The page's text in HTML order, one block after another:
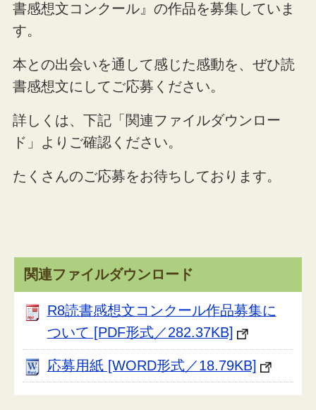
書感想文コンクール』の作品を募集していま
す。
本との出会いを通して感じた感動を、ぜひ読
書感想文にしてご応募ください。
詳しくは、下記「関連ファイルダウンロー
ド」よりご確認ください。
たくさんのご応募をお待ちしております。
関連ファイルダウンロード
R8読書感想文コンクール作品募集に
ついて [PDF形式／282.37KB]
応募用紙 [WORD形式／18.79KB]